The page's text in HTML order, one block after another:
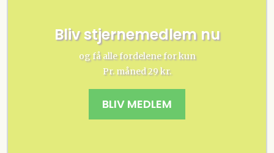
Bliv stjernemedlem nu
og få alle fordelene for kun
Pr. måned 29 kr.
BLIV MEDLEM